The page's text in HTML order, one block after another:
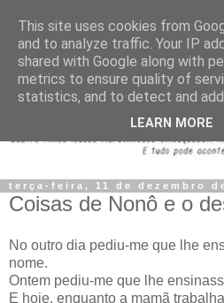
terça-feira, 11 de dezembro
Coisas de Nonô e o
No outro dia pediu-me que lhe
nome.
Ontem pediu-me que lhe
E hoje, enquanto a mamã
This site uses cookies from
and to analyze traffic. Your IP
shared with Google along with
metrics to ensure quality of
statistics, and to detect and
LEARN MORE